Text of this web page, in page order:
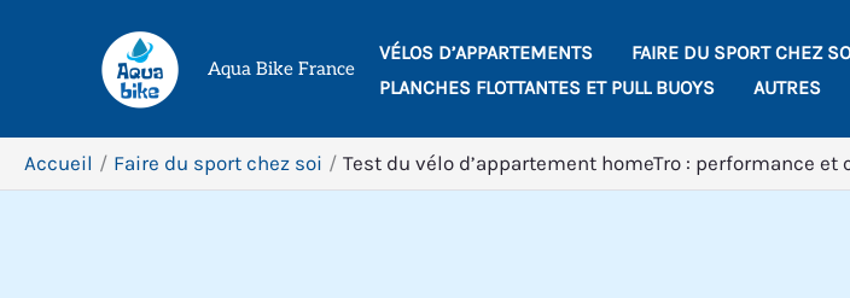
Aqua Bike France
VÉLOS D’APPARTEMENTS FAIRE DU SPORT CHEZ
PLANCHES FLOTTANTES ET PULL BUOYS
AUTRES
Accueil Faire du sport chez soi Test du vélo d’appartement homeTro : performance et